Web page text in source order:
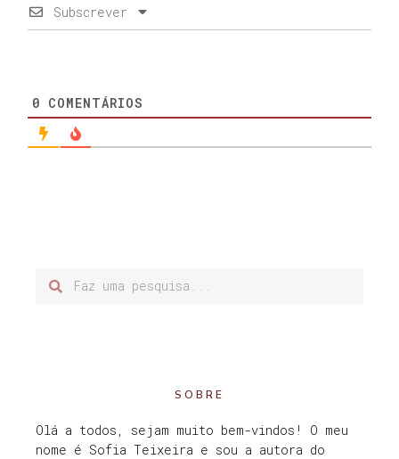
Subscrever
0 COMENTÁRIOS
SOBRE
Olá a todos, sejam muito bem-vindos! O meu
nome é Sofia Teixeira e sou a autora do